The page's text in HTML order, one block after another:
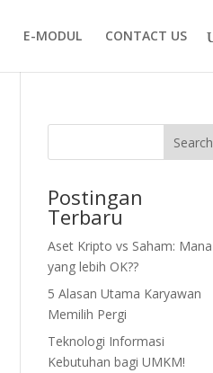
E-MODUL CONTACT US
Search
Postingan
Terbaru
Aset Kripto vs Saham: Mana
yang lebih OK??
5 Alasan Utama Karyawan
Memilih Pergi
Teknologi Informasi
Kebutuhan bagi UMKM!